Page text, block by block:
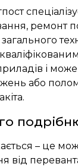
ремонт
і може
або
– це
від